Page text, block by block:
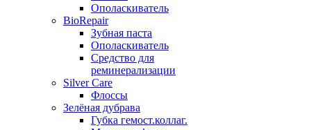
Ополаскиватель
BioRepair
Зубная паста
Ополаскиватель
Средство для
реминерализации
Silver Care
Флоссы
Зелёная дубрава
Губка гемост.коллаг.